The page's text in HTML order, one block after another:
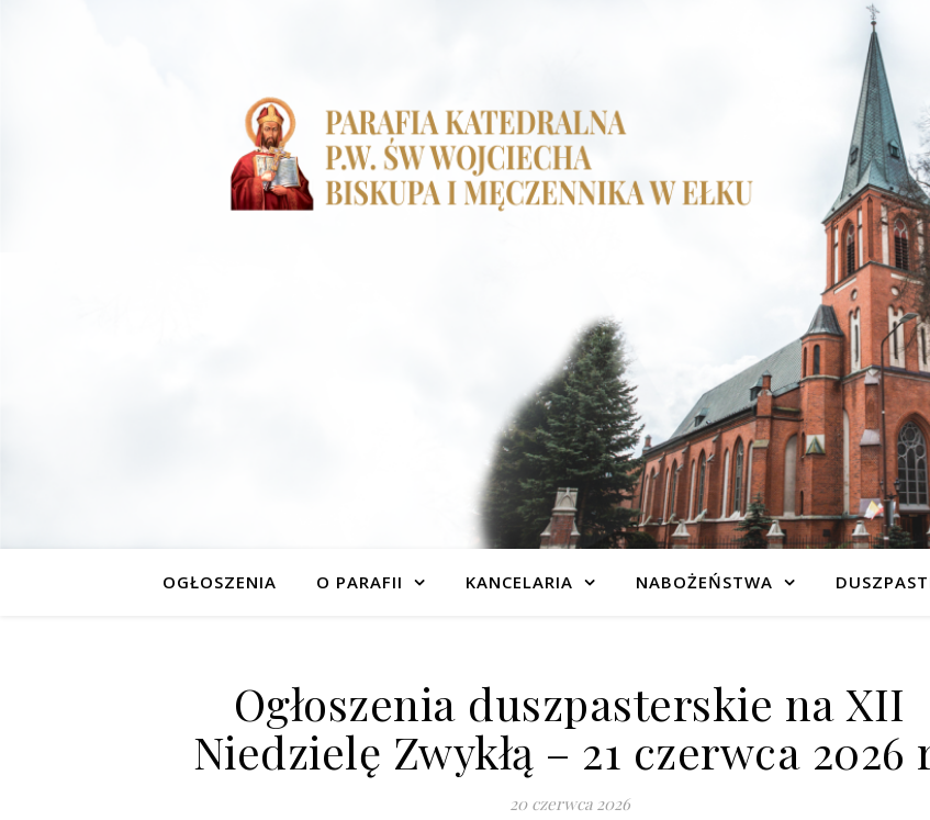
OGŁOSZENIA O PARAFII KANCELARIA NABOŻEŃSTWA
Ogłoszenia duszpasterskie na XII
Niedzielę Zwykłą – 21 czerwca 2026
20 czerwca 2026